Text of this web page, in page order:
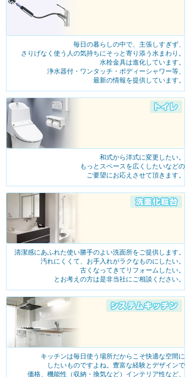
冬の給湯器管・水道管 凍結防止対策 ＝神戸市＝
冬を迎えると弊社トラブランには毎年、水道管
や給湯器、散水の凍結防止対策・凍結 破裂によ
る漏水など、多...
2026年01月16日 18:00
限られたスペースで勾配をどう取ったか|コンク
リート桝から小口径桝へ 桝工事②
桝の老朽化と排水不良が進行している状況だっ
たため撤去した土の中からミミズと思われるも
のが多数確認。土...
毎日の暮らしの中で、主張しすぎず、
さりげなく使う人の気持ちにそっと寄り添う水まわり。
水栓金具は進化しています。
浄水器付・ワンタッチ・ボディーシャワー等、
最新の情報を提供しています。
和式から洋式に変更したい。
もっとスペースを広くしたいなどの
ご要望にお応えさせて頂きます。
清潔感にあふれた使い勝手のよい洗面所をご提供します。
汚れにくくて、お手入れがラクなものにしたい。
古くなってきてリフォームしたい。
とお考えの方は是非当社にご相談ください。
キッチンは毎日使う場所だからこそ快適な空間に
したいものですよね。豊富な経験とデザインで
価格、機能性（収納・換気など）インテリア性など、